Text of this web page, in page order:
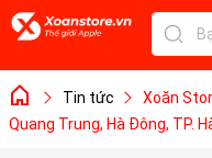
Tin tức
Xoăn
Quang Trung, Hà Đông, TP.